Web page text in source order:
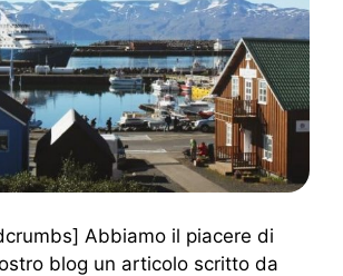
Abbiamo il piacere di
blog un articolo scritto da